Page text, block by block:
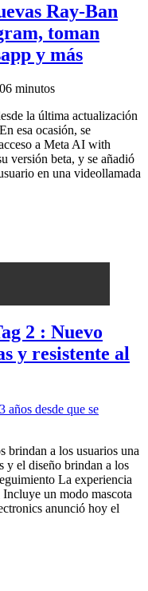
Ray-Ban
toman
y más
06 minutos
la última actualización
esa ocasión, se
a Meta AI with
versión beta, y se añadió
en una videollamada
2 : Nuevo
y resistente al
3 años desde que se
brindan a los usuarios una
y el diseño brindan a los
La experiencia
un modo mascota
anunció hoy el